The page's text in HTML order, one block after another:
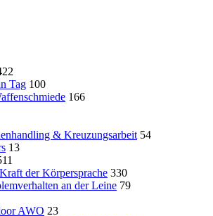
Tag 100
166
& Kreuzungsarbeit 54
13
der Körpersprache 330
an der Leine 79
AWO 23